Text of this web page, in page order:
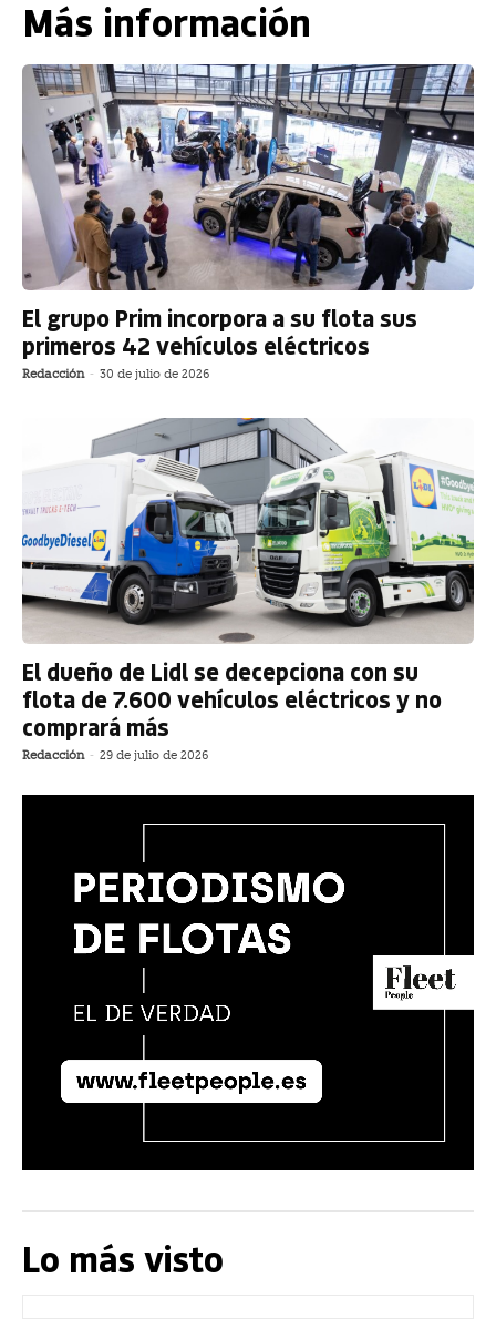
Más información
El grupo Prim incorpora a su flota sus
primeros 42 vehículos eléctricos
Redacción - 30 de julio de 2026
El dueño de Lidl se decepciona con su
flota de 7.600 vehículos eléctricos y no
comprará más
Redacción - 29 de julio de 2026
Lo más visto